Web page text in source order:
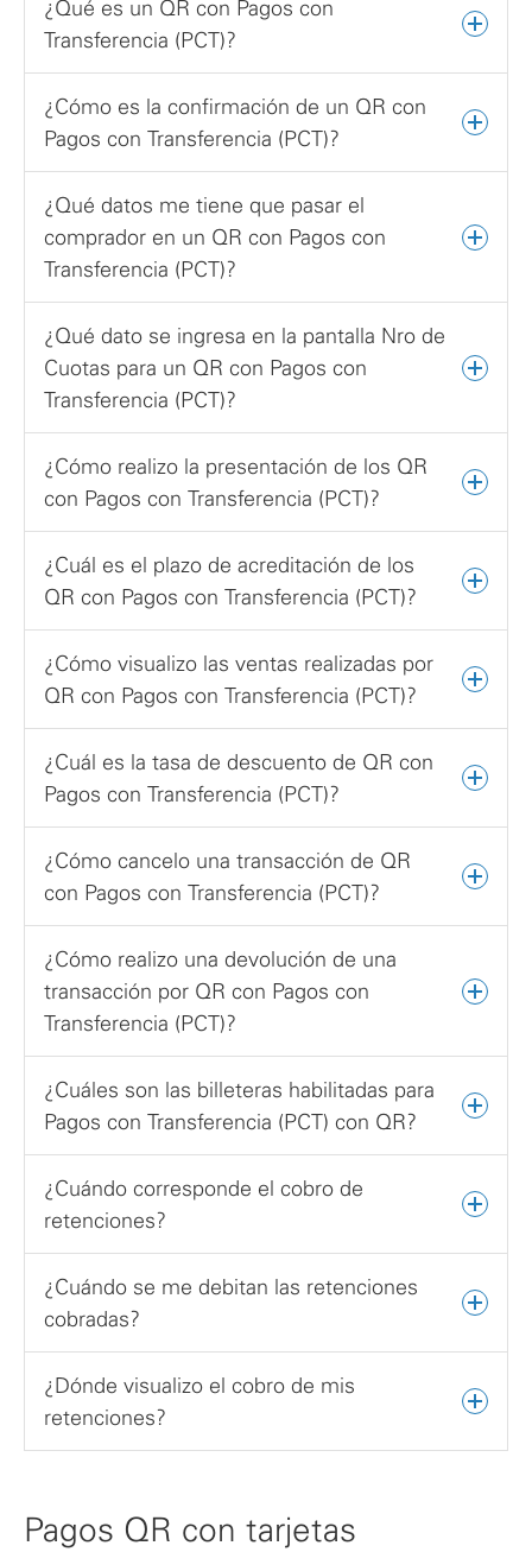
¿Qué es un QR con Pagos con
Transferencia (PCT)?
¿Cómo es la confirmación de un QR con
Pagos con Transferencia (PCT)?
¿Qué datos me tiene que pasar el
comprador en un QR con Pagos con
Transferencia (PCT)?
¿Qué dato se ingresa en la pantalla Nro de
Cuotas para un QR con Pagos con
Transferencia (PCT)?
¿Cómo realizo la presentación de los QR
con Pagos con Transferencia (PCT)?
¿Cuál es el plazo de acreditación de los
QR con Pagos con Transferencia (PCT)?
¿Cómo visualizo las ventas realizadas por
QR con Pagos con Transferencia (PCT)?
¿Cuál es la tasa de descuento de QR con
Pagos con Transferencia (PCT)?
¿Cómo cancelo una transacción de QR
con Pagos con Transferencia (PCT)?
¿Cómo realizo una devolución de una
transacción por QR con Pagos con
Transferencia (PCT)?
¿Cuáles son las billeteras habilitadas para
Pagos con Transferencia (PCT) con QR?
¿Cuándo corresponde el cobro de
retenciones?
¿Cuándo se me debitan las retenciones
cobradas?
¿Dónde visualizo el cobro de mis
retenciones?
Pagos QR con tarjetas